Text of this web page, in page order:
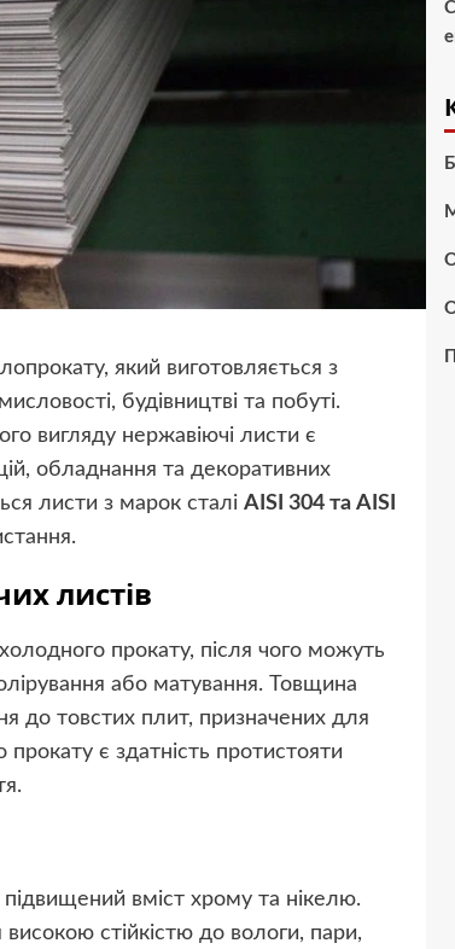
який виготовляється з
будівництві та побуті.
вигляду нержавіючі листи є
обладнання та декоративних
листи з марок сталі AISI 304 та AISI
листів
прокату, після чого можуть
або матування. Товщина
до товстих плит, призначених для
є здатність протистояти
вміст хрому та нікелю.
стійкістю до вологи, пари,